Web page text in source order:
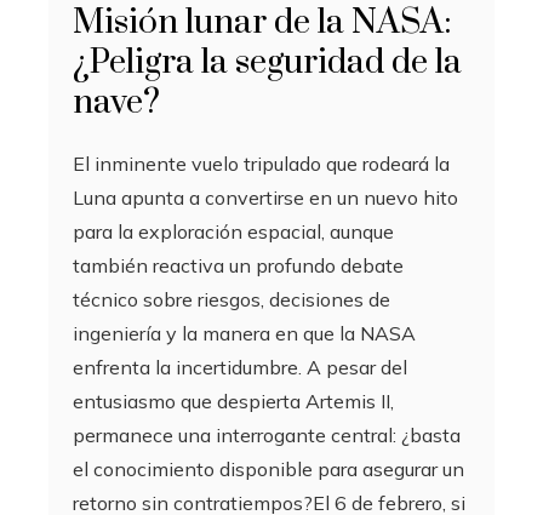
Misión lunar de la NASA:
¿Peligra la seguridad de la
nave?
El inminente vuelo tripulado que rodeará la
Luna apunta a convertirse en un nuevo hito
para la exploración espacial, aunque
también reactiva un profundo debate
técnico sobre riesgos, decisiones de
ingeniería y la manera en que la NASA
enfrenta la incertidumbre. A pesar del
entusiasmo que despierta Artemis II,
permanece una interrogante central: ¿basta
el conocimiento disponible para asegurar un
retorno sin contratiempos?El 6 de febrero, si